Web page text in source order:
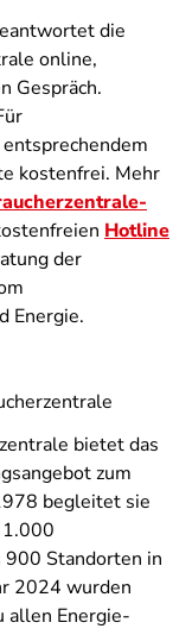
die
online,
Gespräch.
kostenfrei. Mehr
Hotline
der
Energie.
bietet das
zum
begleitet sie
900 Standorten in
2024 wurden
allen Energie-